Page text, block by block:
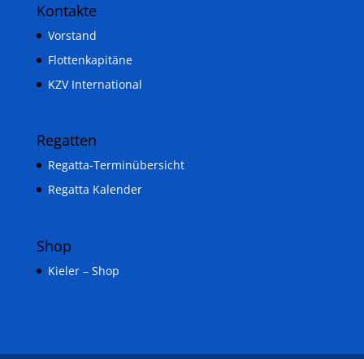
Kontakte
Vorstand
Flottenkapitäne
KZV International
Regatten
Regatta-Terminübersicht
Regatta Kalender
Shop
Kieler – Shop